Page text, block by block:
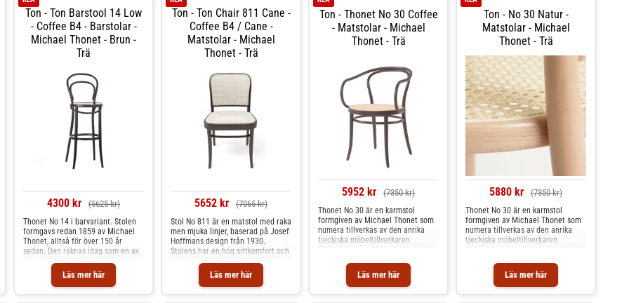
baksidan så att det kan tränga in i
rottingen och göra den mjuk och
följsam. Shoppa Barstolar och mer
Stolar & Pallar hos Royal Design.
baksidan så att det kan tränga in i
rottingen och göra den mjuk och
följsam. Shoppa Barstolar och mer
Stolar & Pallar hos Royal Design.
matbordet, skrivbordet eller hallen.
betydligt bättre än blekt rotting.
Vissa färgschatteringar kan
förekomma.
Ton - Ton Barstool 14 Low
- Coffee B4 - Barstolar -
Michael Thonet - Brun -
Trä
4300 kr (5625 kr)
Läs mer här
Thonet No 14 i barvariant. Stolen
formgavs redan 1859 av Michael
Thonet, alltså för över 150 år
sedan. Den räknas idag som en av
de verkliga klassikerna inom
möbelindustrin och har sålts i över
80 miljoner exemplar världen
över. Stolen är tillverkad i lackerad
Ton - Ton Chair 811 Cane -
Coffee B4 / Cane -
Matstolar - Michael
Thonet - Trä
5652 kr (7065 kr)
Läs mer här
Stol No 811 är en matstol med raka
men mjuka linjer, baserad på Josef
Hoffmans design från 1930.
Stolens har en hög sittkomfort och
adderar ett stilistiskt uttryck till
ditt hem. Stolen är tillverkad i
lackerad bok med en sits i oblekt
rotting. Den oblekta rottingen är
Ton - Thonet No 30 Coffee
- Matstolar - Michael
Thonet - Trä
5952 kr (7350 kr)
Läs mer här
Thonet No 30 är en karmstol
formgiven av Michael Thonet som
numera tillverkas av den anrika
tjeckiska möbeltillverkaren
Den oblekta rottingen är betydligt
tåligare och motstår slitage
betydligt bättre än blekt rotting.
Ton - No 30 Natur -
Matstolar - Michael
Thonet - Trä
5880 kr (7350 kr)
Läs mer här
Thonet No 30 är en karmstol
formgiven av Michael Thonet som
numera tillverkas av den anrika
tjeckiska möbeltillverkaren
Den oblekta rottingen är betydligt
tåligare och motstår slitage
betydligt bättre än blekt rotting.